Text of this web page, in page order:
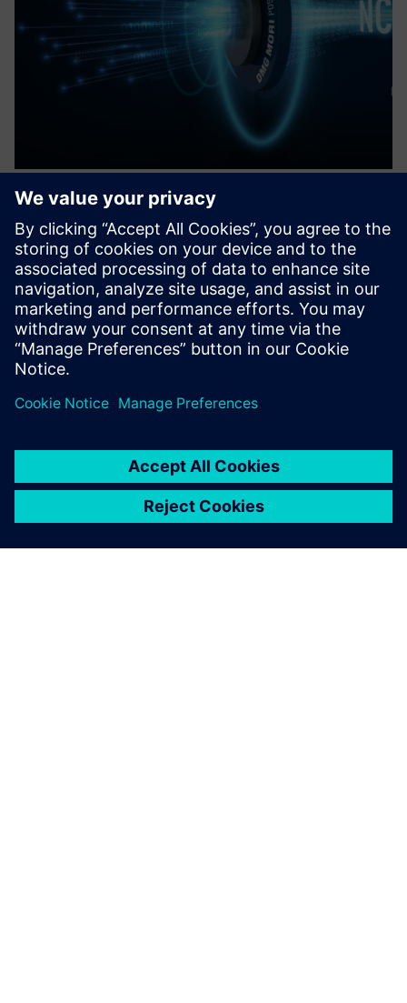
DMG MORI Postprocessor for
Siemens NX
Komplektā ietilpst mašīnas kinemātikas modelis, integrēts
pēcprocesors un CSE draiveris, lai simulētu NC kodus un
apstiprinātu apstrādi.
Uzziniet vairāk